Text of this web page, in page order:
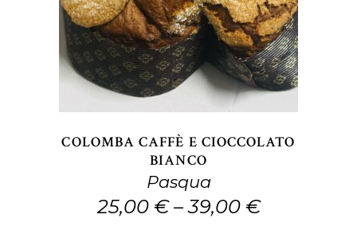
prodotto
ha
più
varianti.
Le
opzioni
essere
scelte
COLOMBA CAFFÈ E CIOCCOLATO
BIANCO
Pasqua
25,00 €–39,00 €